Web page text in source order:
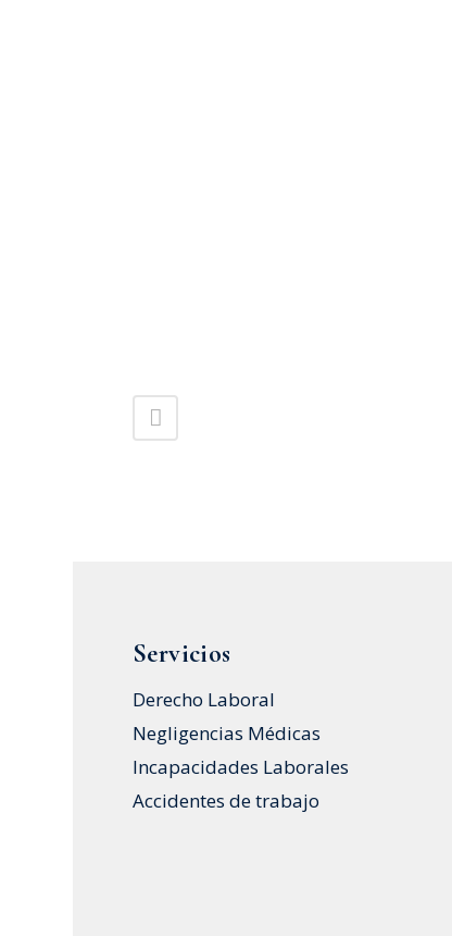
Servicios
Derecho Laboral
Negligencias Médicas
Incapacidades Laborales
Accidentes de trabajo